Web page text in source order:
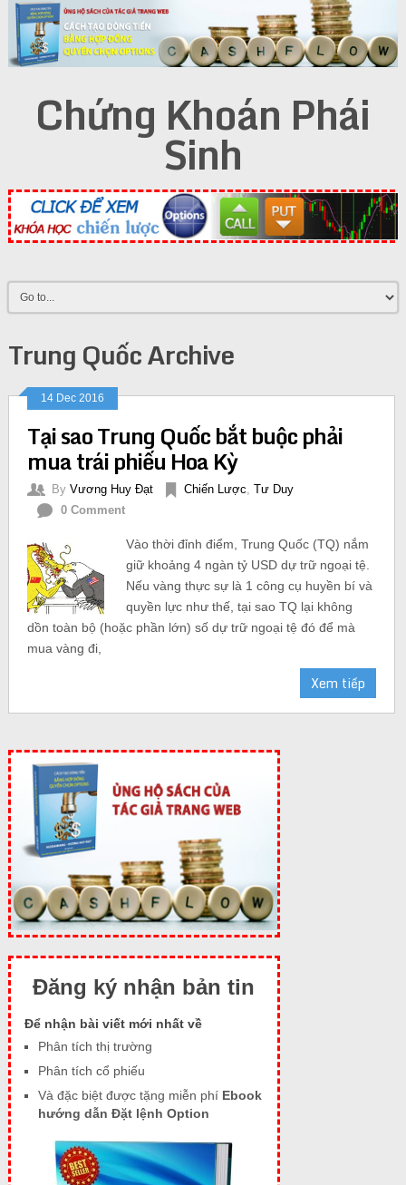
Chứng Khoán Phái
Sinh
Trung Quốc Archive
14 Dec 2016
Tại sao Trung Quốc bắt buộc phải
mua trái phiếu Hoa Kỳ
By Vương Huy Đạt Chiến Lược Tư Duy
0 Comment
Vào thời đỉnh điểm, Trung Quốc (TQ) nắm
giữ khoảng 4 ngàn tỷ USD dự trữ ngoại tệ.
Nếu vàng thực sự là 1 công cụ huyền bí và
quyền lực như thế, tại sao TQ lại không
dồn toàn bộ (hoặc phần lớn) số dự trữ ngoại tệ đó để mà
mua vàng đi,
Xem tiếp
Đăng ký nhận bản tin
Để nhận bài viết mới nhất về
Phân tích thị trường
Phân tích cổ phiếu
Và đặc biệt được tặng miễn phí Ebook
hướng dẫn Đặt lệnh Option